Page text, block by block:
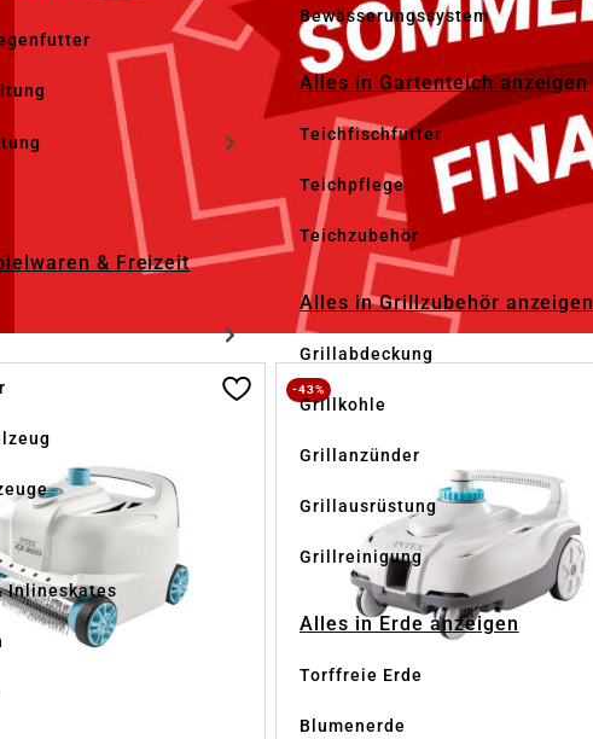
& Freizeit
Inlineskates
Bewässerungssystem
Alles in Gartenteich anzeigen
Teichfischfutter
Teichpflege
Teichzubehör
Alles in Grillzubehör anzeigen
Grillabdeckung
Grillkohle
Grillanzünder
Grillausrüstung
Grillreinigung
Alles in Erde anzeigen
Torffreie Erde
Blumenerde
-43%